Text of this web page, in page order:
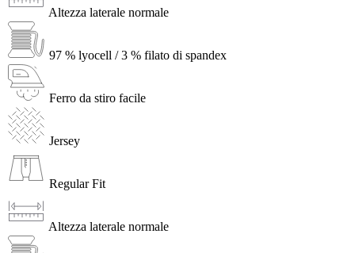
Altezza laterale normale
97 % lyocell / 3 % filato di spandex
Ferro da stiro facile
Jersey
Regular Fit
Altezza laterale normale